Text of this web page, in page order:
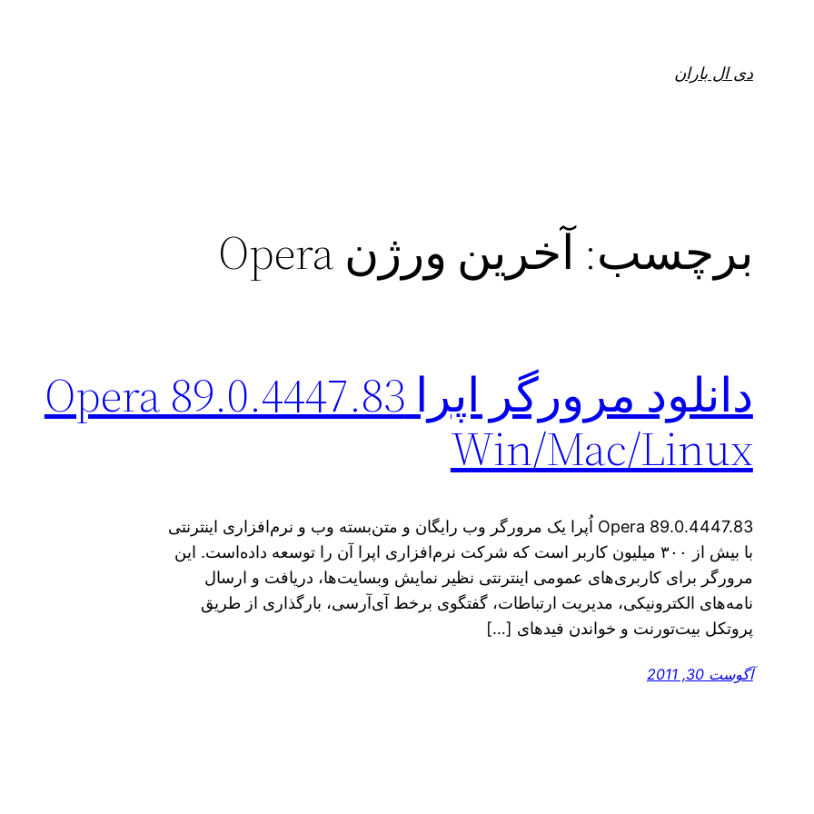
دی ال باران
برچسب:آخرین ورژن Opera
دانلود مرورگر اپرا Opera 89.0.4447.83
Win/Mac/Linux
Opera 89.0.4447.83 اُپرا یک مرورگر وب رایگان و متن‌بسته وب و نرم‌افزاری اینترنتی
با بیش از ۳۰۰ میلیون کاربر است که شرکت نرم‌افزاری اپرا آن را توسعه داده‌است. این
مرورگر برای کاربری‌های عمومی اینترنتی نظیر نمایش وبسایت‌ها، دریافت و ارسال
نامه‌های الکترونیکی، مدیریت ارتباطات، گفتگوی برخط آی‌آرسی، بارگذاری از طریق
پروتکل بیت‌تورنت و خواندن فیدهای […]
آگوست 30, 2011